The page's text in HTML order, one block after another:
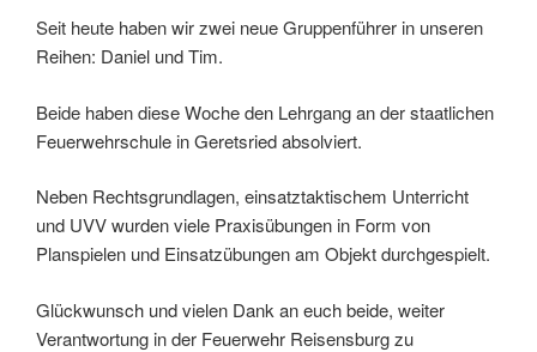
Seit heute haben wir zwei neue Gruppenführer in unseren
Reihen: Daniel und Tim.
Beide haben diese Woche den Lehrgang an der staatlichen
Feuerwehrschule in Geretsried absolviert.
Neben Rechtsgrundlagen, einsatztaktischem Unterricht
und UVV wurden viele Praxisübungen in Form von
Planspielen und Einsatzübungen am Objekt durchgespielt.
Glückwunsch und vielen Dank an euch beide, weiter
Verantwortung in der Feuerwehr Reisensburg zu